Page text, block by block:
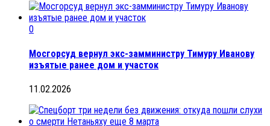
0
Мосгорсуд вернул экс-замминистру Тимуру Иванову
изъятые ранее дом и участок
11.02.2026